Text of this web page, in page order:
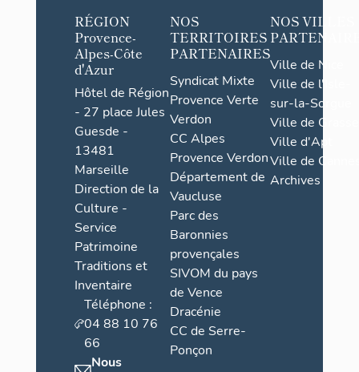
RÉGION
Provence-
Alpes-Côte
d'Azur
Hôtel de Région
- 27 place Jules
Guesde -
13481
Marseille
Direction de la
Culture -
Service
Patrimoine
Traditions et
Inventaire
Téléphone :
04 88 10 76
66
Nous
NOS
TERRITOIRES
PARTENAIRES
Syndicat Mixte
Provence Verte
Verdon
CC Alpes
Provence Verdon
Département de
Vaucluse
Parc des
Baronnies
provençales
SIVOM du pays
de Vence
Dracénie
CC de Serre-
Ponçon
NOS VILLES
Ville de Nice
Ville de l'Isle-
sur-la-Sorgue
Ville de Grasse
Ville d'Apt
Ville de
Archives